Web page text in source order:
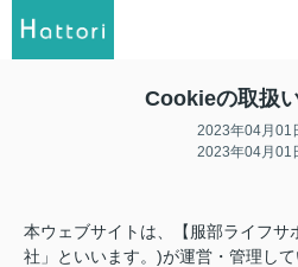
Cookieの取扱
2023年04月01
2023年04月01
本ウェブサイトは、【服部ライフサ
社」といいます。)が運営・管理し